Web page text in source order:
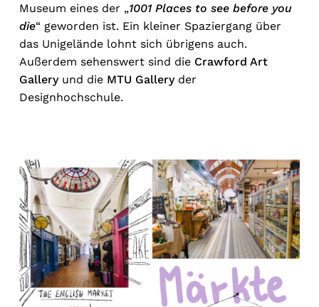
Museum eines der „1001 Places to see before you
die“ geworden ist. Ein kleiner Spaziergang über
das Unigelände lohnt sich übrigens auch.
Außerdem sehenswert sind die Crawford Art
Galleryund die MTU Galleryder
Designhochschule.